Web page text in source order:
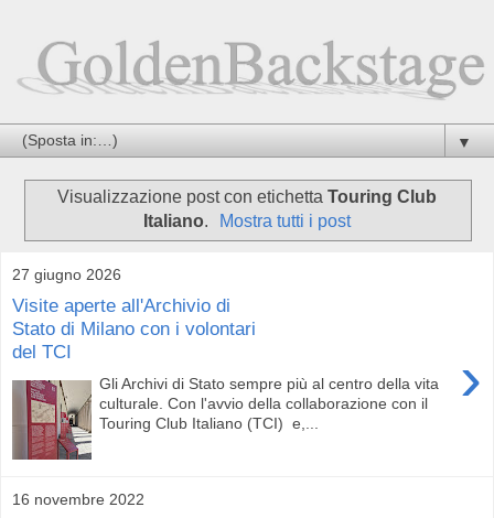
▼
Visualizzazione post con etichetta Touring Club
Italiano. Mostra tutti i post
27 giugno 2026
Visite aperte all'Archivio di
Stato di Milano con i volontari
del TCI
›
Gli Archivi di Stato sempre più al centro della vita
culturale. Con l'avvio della collaborazione con il
Touring Club Italiano (TCI) e,...
16 novembre 2022